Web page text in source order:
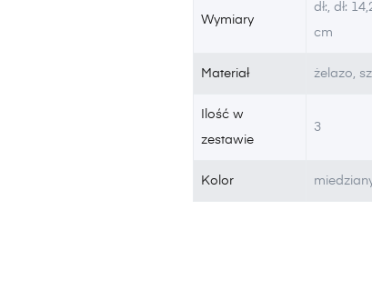
Wymiary
dł:, dł:
cm
Materiał żelazo,
Ilość w
zestawie
3
Kolor